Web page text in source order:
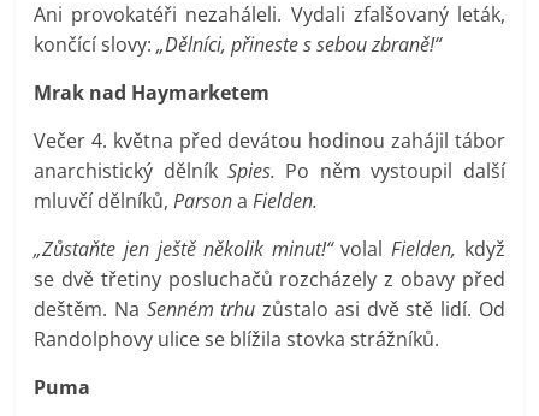
Ani provokatéři nezaháleli. Vydali zfalšovaný leták,
končící slovy:„Dělníci, přineste s sebou zbraně!“
Mrak nad Haymarketem
Večer 4. května před devátou hodinou zahájil tábor
anarchistický dělníkSpies. Po něm vystoupil další
mluvčí dělníků,ParsonaFielden.
„Zůstaňte jen ještě několik minut!“volal Fielden, když
se dvě třetiny posluchačů rozcházely z obavy před
deštěm. Na Senném trhu zůstalo asi dvě stě lidí. Od
Randolphovy ulice se blížila stovka strážníků.
Puma